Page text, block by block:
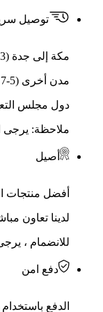
توصيل
مكة إلى جدة (3-4 أيام عمل)
مدن أخرى (5-7 أيام عمل)
دول مجلس التعاون
ملاحظة: يرجى
أصيل
أفضل منتجات
لدينا تعاون
للانضمام ،
دفع امن
الدفع